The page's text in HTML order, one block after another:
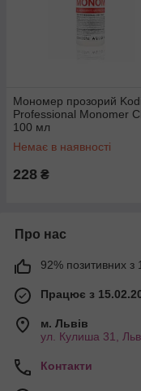
Мономер прозорий Kodi
Professional Monomer
100 мл
Немає в наявності
228 ₴
Про нас
92% позитивних з
Працює з
м. Львів
ул. Кулиша 31,
Контакти